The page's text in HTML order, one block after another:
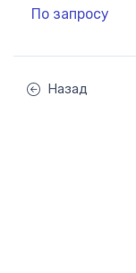
По запросу
Назад